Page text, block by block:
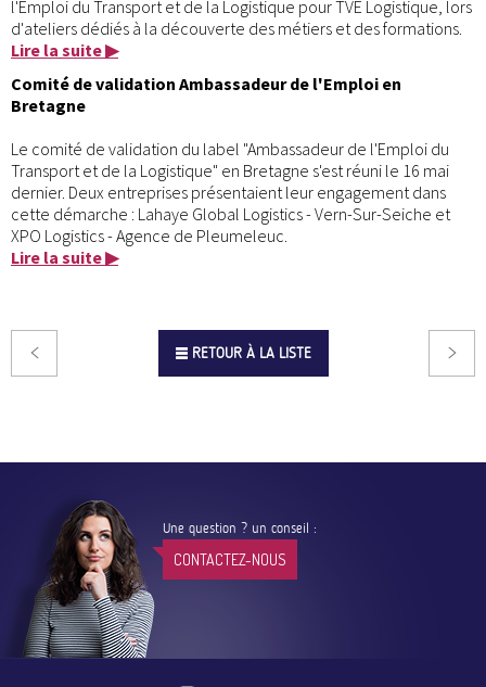
l'Emploi du Transport et de la Logistique pour TVE Logistique, lors
d'ateliers dédiés à la découverte des métiers et des formations.
Lire la suite ▶
Comité de validation Ambassadeur de l'Emploi en
Bretagne
Le comité de validation du label "Ambassadeur de l'Emploi du
Transport et de la Logistique" en Bretagne s'est réuni le 16 mai
dernier. Deux entreprises présentaient leur engagement dans
cette démarche : Lahaye Global Logistics - Vern-Sur-Seiche et
XPO Logistics - Agence de Pleumeleuc.
Lire la suite ▶
RETOUR À LA LISTE
Une question ? un conseil :
CONTACTEZ-NOUS